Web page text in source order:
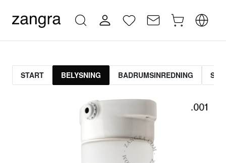
START BELYSNING BADRUMSINREDNING